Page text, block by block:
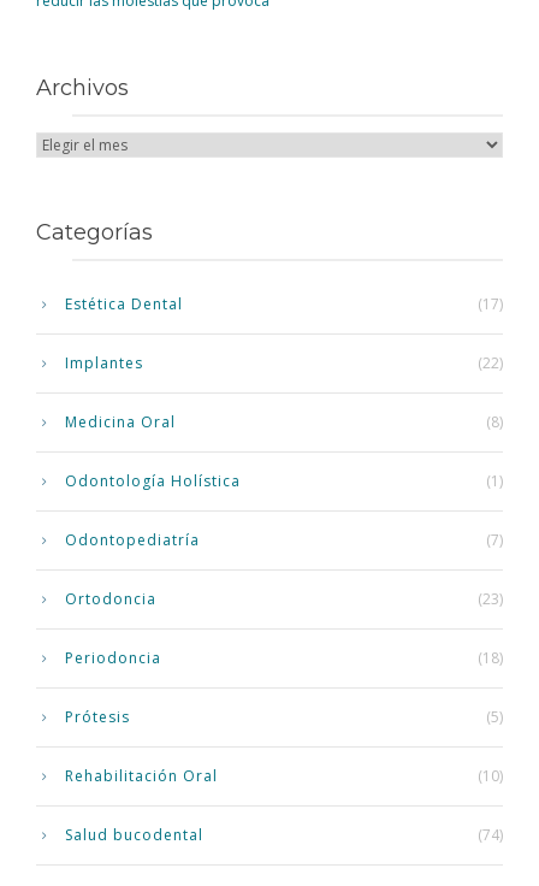
Archivos
Categorías
Estética Dental (17)
Implantes (22)
Medicina Oral (8)
Odontología Holística (1)
Odontopediatría (7)
Ortodoncia (23)
Periodoncia (18)
Prótesis (5)
Rehabilitación Oral (10)
Salud bucodental (74)